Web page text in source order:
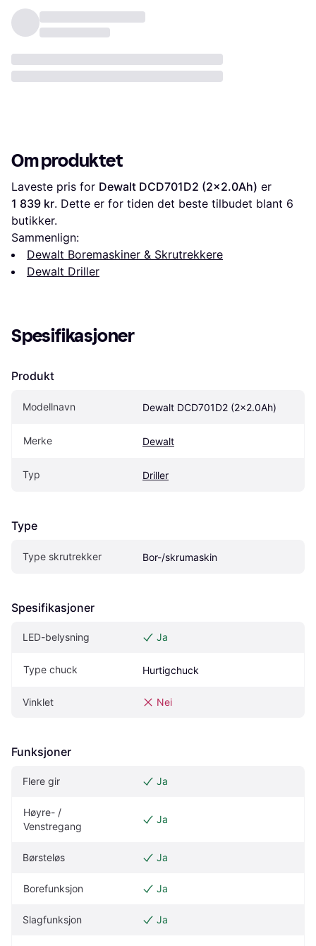
Om produktet
Laveste pris for Dewalt DCD701D2 (2x2.0Ah)
1 839 kr. Dette er for tiden det beste tilbudet blant 6
butikker.
Sammenlign:
Dewalt Boremaskiner & Skrutrekkere
Dewalt Driller
Spesifikasjoner
Produkt
Modellnavn Dewalt DCD701D2 (2x2.0Ah)
Merke Dewalt
Typ Driller
Type
Type skrutrekker Bor-/skrumaskin
Spesifikasjoner
LED-belysning Ja
Type chuck Hurtigchuck
Vinklet Nei
Funksjoner
Flere gir Ja
Høyre- /
Venstregang
Ja
Børsteløs Ja
Borefunksjon Ja
Slagfunksjon Ja